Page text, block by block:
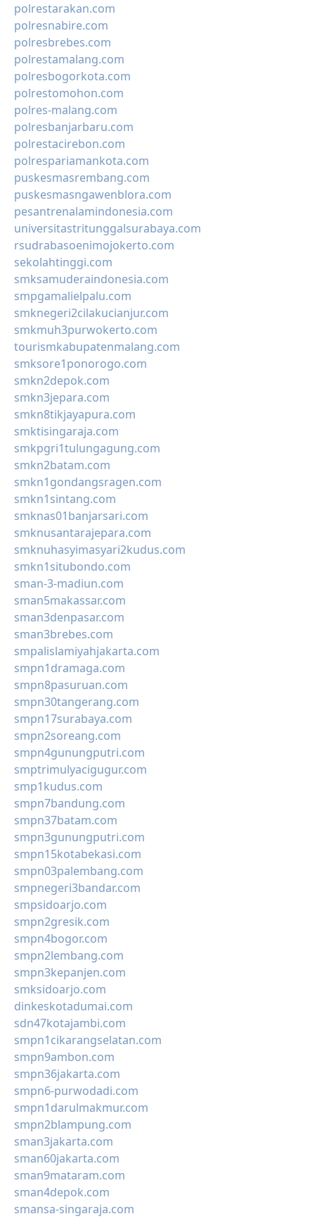
polrestarakan.com
polresnabire.com
polresbrebes.com
polrestamalang.com
polresbogorkota.com
polrestomohon.com
polres-malang.com
polresbanjarbaru.com
polrestacirebon.com
polrespariamankota.com
puskesmasrembang.com
puskesmasngawenblora.com
pesantrenalamindonesia.com
universitastritunggalsurabaya.com
rsudrabasoenimojokerto.com
sekolahtinggi.com
smksamuderaindonesia.com
smpgamalielpalu.com
smknegeri2cilakucianjur.com
smkmuh3purwokerto.com
tourismkabupatenmalang.com
smksore1ponorogo.com
smkn2depok.com
smkn3jepara.com
smkn8tikjayapura.com
smktisingaraja.com
smkpgri1tulungagung.com
smkn2batam.com
smkn1gondangsragen.com
smkn1sintang.com
smknas01banjarsari.com
smknusantarajepara.com
smknuhasyimasyari2kudus.com
smkn1situbondo.com
sman-3-madiun.com
sman5makassar.com
sman3denpasar.com
sman3brebes.com
smpalislamiyahjakarta.com
smpn1dramaga.com
smpn8pasuruan.com
smpn30tangerang.com
smpn17surabaya.com
smpn2soreang.com
smpn4gunungputri.com
smptrimulyacigugur.com
smp1kudus.com
smpn7bandung.com
smpn37batam.com
smpn3gunungputri.com
smpn15kotabekasi.com
smpn03palembang.com
smpnegeri3bandar.com
smpsidoarjo.com
smpn2gresik.com
smpn4bogor.com
smpn2lembang.com
smpn3kepanjen.com
smksidoarjo.com
dinkeskotadumai.com
sdn47kotajambi.com
smpn1cikarangselatan.com
smpn9ambon.com
smpn36jakarta.com
smpn6-purwodadi.com
smpn1darulmakmur.com
smpn2blampung.com
sman3jakarta.com
sman60jakarta.com
sman9mataram.com
sman4depok.com
smansa-singaraja.com